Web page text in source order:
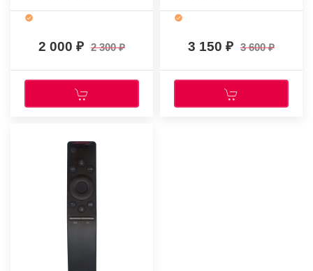
(оригинальный)
2 000 2 300
(оригинальный)
3 150 3 600